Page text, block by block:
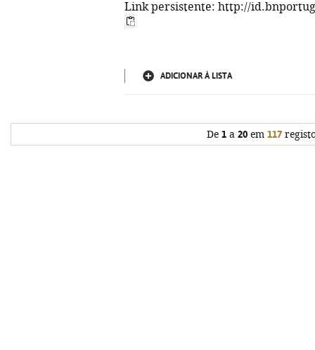
Link persistente: http://
ADICIONAR À LISTA
De 1 a 20 em 117